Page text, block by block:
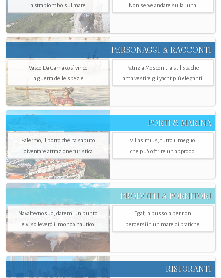
a strapiombo sul mare
Non serve andare sulla Luna
PERSONAGGI & RACCONTI
Vasco Da Gama così vince
la guerra delle spezie
Patrizia Mosconi, la stilista che
ama vestire gli yacht più eleganti
PORTI & MARINA
Palermo, il porto che ha saputo
diventare attrazione turistica
Villasimius, tutto il meglio
che può offrire un approdo
PRODOTTI & FORNITORI
Navaltecnosud, datemi un punto
e vi solleverò il mondo nautico
Egaf, la bussola per non
perdersi in un mare di pratiche
RISTORANTI